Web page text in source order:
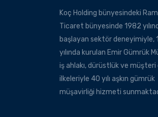
Koç Holding bünyesindeki Ram
Ticaret bünyesinde 1982
başlayan sektör deneyimiyle,
yılında kurulan Emir Gümrük
iş ahlakı, dürüstlük ve müşteri
ilkeleriyle 40 yılı aşkın gümrük
müşavirliği hizmeti